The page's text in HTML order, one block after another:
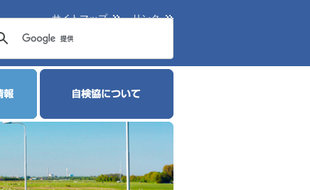
サイトマップ リンク